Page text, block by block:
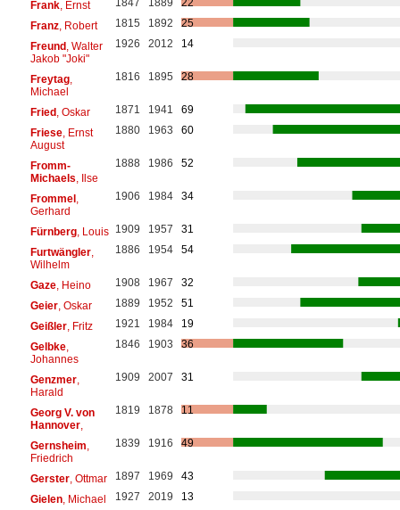
Frank, Ernst 1847 1889
22
Franz, Robert 1815 1892
25
Freund , Walter
Jakob "Joki"
1926 2012 14
Freytag,
Michael
1816 1895 28
Fried , Oskar 1871 1941
69
Friese, Ernst
August
1880 1963 60
Fromm-
Michaels, Ilse
1888 1986 52
Frommel ,
Gerhard
1906 1984 34
Fürnberg, Louis 1909 1957
31
Furtwängler,
Wilhelm
1886 1954 54
Gaze, Heino 1908 1967
32
Geier, Oskar 1889 1952
51
Geißler, Fritz 1921 1984
19
Gelbke,
Johannes
1846 1903 36
Genzmer,
Harald
1909 2007 31
Georg V. von
Hannover,
1819 1878 11
Gernsheim,
Friedrich
1839 1916 49
Gerster, Ottmar 1897 1969
43
Gielen, Michael 1927 2019
13